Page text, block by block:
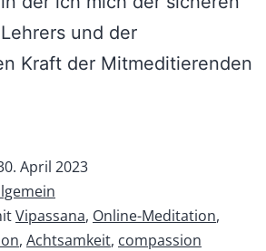
und der
Kraft der Mitmeditierenden
April 2023
Vipassana, Online-Meditation,
, Achtsamkeit, compassion